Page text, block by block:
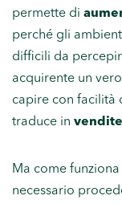
permette di
perché gli
difficili da
acquirente un vero
capire con facilità
traduce in
Ma come
necessario